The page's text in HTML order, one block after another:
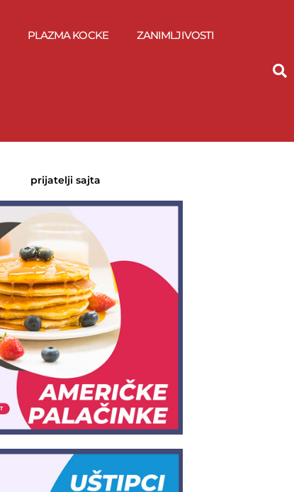
PLAZMA KOCKE ZANIMLJIVOSTI
prijatelji sajta